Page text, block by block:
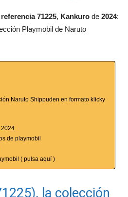
referencia 71225, Kankuro de 2024:
Playmobil de Naruto
Naruto Shippuden en formato klicky
2024
de playmobil
( pulsa aquí )
la colección